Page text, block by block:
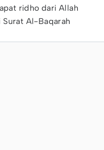
ridho dari Allah
Surat Al-Baqarah